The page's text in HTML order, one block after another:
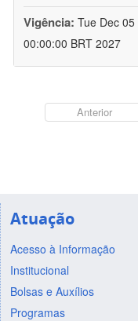
Vigência: Tue Dec
00:00:00 BRT 2027
Anterior
Atuação
Acesso à Informação
Institucional
Bolsas e Auxílios
Programas